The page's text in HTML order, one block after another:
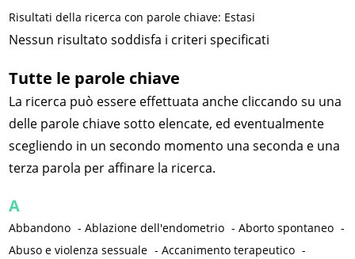
Risultati della ricerca con parole chiave: Estasi
Nessun risultato soddisfa i criteri specificati
Tutte le parole chiave
La ricerca può essere effettuata anche cliccando su una
delle parole chiave sotto elencate, ed eventualmente
scegliendo in un secondo momento una seconda e una
terza parola per affinare la ricerca.
A
Abbandono -Ablazione dell'endometrio -Aborto spontaneo -
Abuso e violenza sessuale -Accanimento terapeutico -